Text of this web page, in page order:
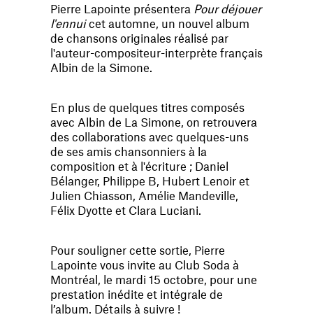
Pierre Lapointe présentera Pour déjouer
l'ennuicet automne, un nouvel album
de chansons originales réalisé par
l'auteur-compositeur-interprète français
Albin de la Simone.
En plus de quelques titres composés
avec Albin de La Simone, on retrouvera
des collaborations avec quelques-uns
de ses amis chansonniers à la
composition et à l'écriture ; Daniel
Bélanger, Philippe B, Hubert Lenoir et
Julien Chiasson, Amélie Mandeville,
Félix Dyotte et Clara Luciani.
Pour souligner cette sortie, Pierre
Lapointe vous invite au Club Soda à
Montréal, le mardi 15 octobre, pour une
prestation inédite et intégrale de
l’album. Détails à suivre !